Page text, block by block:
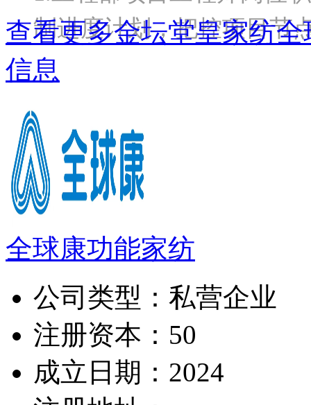
制进度计划，把控项目
查看更多金坛堂皇家纺
信息
全球康功能家纺
公司类型： 私营企业
注册资本： 50
成立日期： 2024